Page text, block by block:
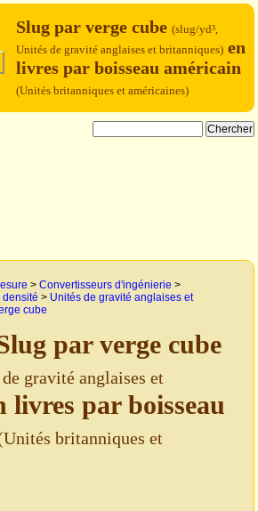
Slug par verge cube (slug/yd³,
Unités de gravité anglaises et britanniques) en
livres par boisseau américain
(Unités britanniques et américaines)
> Convertisseurs d'ingénierie >
> Unités de gravité anglaises et
cube
par verge cube
gravité anglaises et
livres par boisseau
britanniques et